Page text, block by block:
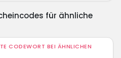
für ähnliche
CODEWORT BEI ÄHNLICHEN